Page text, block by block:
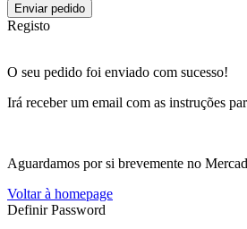
Enviar pedido
Registo
O seu pedido foi enviado com sucesso!
Irá receber um email com as instruções
Aguardamos por si brevemente no
Voltar à homepage
Definir Password